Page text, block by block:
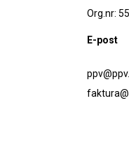
Org.nr:
E-post